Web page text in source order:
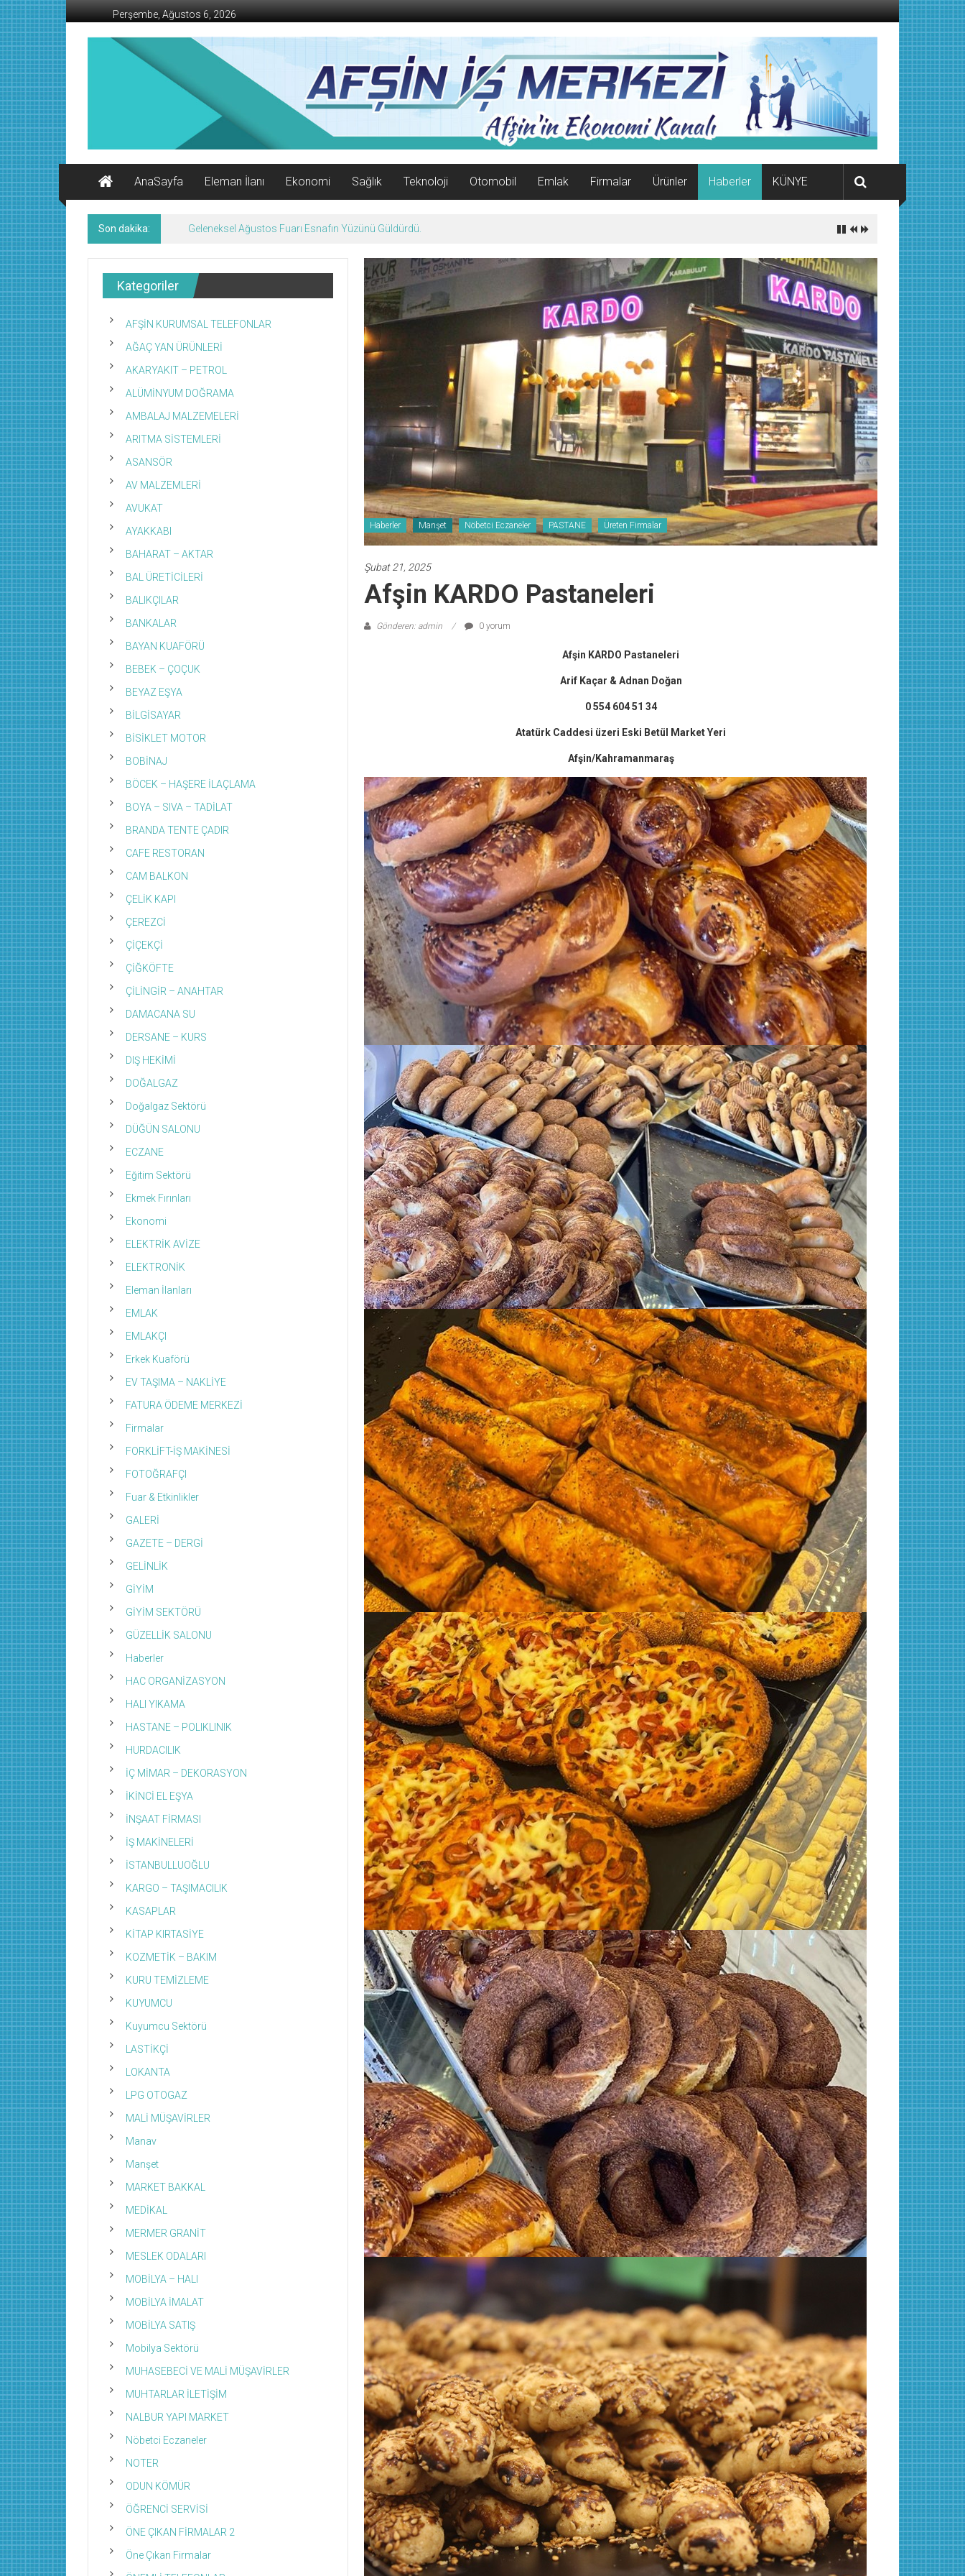
İçeriğe
geç
Perşembe, Ağustos 6, 2026
AFŞİN
Ekonomi
Kanalı
AnaSayfa
Eleman İlanı Ekonomi Sağlık Teknoloji Otomobil Emlak Firmalar Ürünler Haberler KÜNYE
Son dakika: Afşin’de Nöbetçi Eczaneler/06 Ağustos 2026 Perşembe
Haberler Manşet Nöbetci Eczaneler PASTANE Üreten Firmalar
Şubat 21, 2025
Afşin KARDO Pastaneleri
Gönderen: admin 0 yorum
Afşin KARDO Pastaneleri
Arif Kaçar & Adnan Doğan
0 554 604 51 34
Atatürk Caddesi üzeri Eski Betül Market Yeri
Afşin/Kahramanmaraş
Kategoriler
AFŞİN KURUMSAL TELEFONLAR
AĞAÇ YAN ÜRÜNLERİ
AKARYAKIT – PETROL
ALÜMİNYUM DOĞRAMA
AMBALAJ MALZEMELERİ
ARITMA SİSTEMLERİ
ASANSÖR
AV MALZEMLERİ
AVUKAT
AYAKKABI
BAHARAT – AKTAR
BAL ÜRETİCİLERİ
BALIKÇILAR
BANKALAR
BAYAN KUAFÖRÜ
BEBEK – ÇOÇUK
BEYAZ EŞYA
BİLGİSAYAR
BİSİKLET MOTOR
BOBİNAJ
BÖCEK – HAŞERE İLAÇLAMA
BOYA – SIVA – TADİLAT
BRANDA TENTE ÇADIR
CAFE RESTORAN
CAM BALKON
ÇELİK KAPI
ÇEREZCİ
ÇİÇEKÇİ
ÇİĞKÖFTE
ÇİLİNGİR – ANAHTAR
DAMACANA SU
DERSANE – KURS
DIŞ HEKİMİ
DOĞALGAZ
Doğalgaz Sektörü
DÜĞÜN SALONU
ECZANE
Eğitim Sektörü
Ekmek Fırınları
Ekonomi
ELEKTRİK AVİZE
ELEKTRONİK
Eleman İlanları
EMLAK
EMLAKÇI
Erkek Kuaförü
EV TAŞIMA – NAKLİYE
FATURA ÖDEME MERKEZİ
Firmalar
FORKLİFT-İŞ MAKİNESİ
FOTOĞRAFÇI
Fuar & Etkinlikler
GALERİ
GAZETE – DERGİ
GELİNLİK
GİYİM
GİYİM SEKTÖRÜ
GÜZELLİK SALONU
Haberler
HAC ORGANİZASYON
HALI YIKAMA
HASTANE – POLIKLINIK
HURDACILIK
İÇ MİMAR – DEKORASYON
İKİNCİ EL EŞYA
İNŞAAT FİRMASI
İŞ MAKİNELERİ
İSTANBULLUOĞLU
KARGO – TAŞIMACILIK
KASAPLAR
KİTAP KIRTASİYE
KOZMETİK – BAKIM
KURU TEMİZLEME
KUYUMCU
Kuyumcu Sektörü
LASTİKÇİ
LOKANTA
LPG OTOGAZ
MALİ MÜŞAVİRLER
Manav
Manşet
MARKET BAKKAL
MEDİKAL
MERMER GRANİT
MESLEK ODALARI
MOBİLYA – HALI
MOBİLYA İMALAT
MOBİLYA SATIŞ
Mobilya Sektörü
MUHASEBECİ VE MALİ MÜŞAVİRLER
MUHTARLAR İLETİŞİM
NALBUR YAPI MARKET
Nöbetci Eczaneler
NOTER
ODUN KÖMÜR
ÖĞRENCİ SERVİSİ
ÖNE ÇIKAN FİRMALAR 2
Öne Çıkan Firmalar